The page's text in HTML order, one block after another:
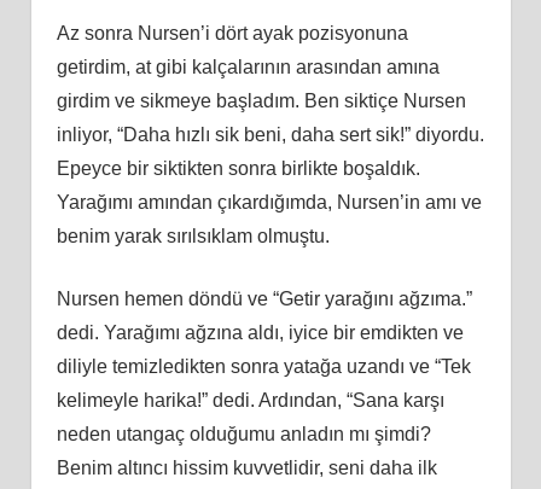
Az sonra Nursen’i dört ayak pozisyonuna
getirdim, at gibi kalçalarının arasından amına
girdim ve sikmeye başladım. Ben siktiçe Nursen
inliyor, “Daha hızlı sik beni, daha sert sik!” diyordu.
Epeyce bir siktikten sonra birlikte boşaldık.
Yarağımı amından çıkardığımda, Nursen’in amı ve
benim yarak sırılsıklam olmuştu.
Nursen hemen döndü ve “Getir yarağını ağzıma.”
dedi. Yarağımı ağzına aldı, iyice bir emdikten ve
diliyle temizledikten sonra yatağa uzandı ve “Tek
kelimeyle harika!” dedi. Ardından, “Sana karşı
neden utangaç olduğumu anladın mı şimdi?
Benim altıncı hissim kuvvetlidir, seni daha ilk